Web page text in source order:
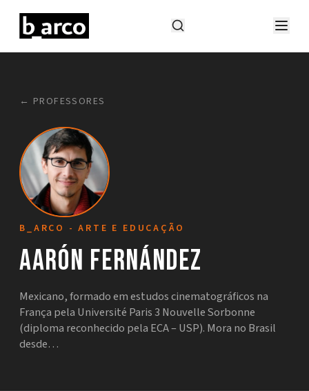
← PROFESSORES
B_ARCO - ARTE E EDUCAÇÃO
Aarón Fernández
Mexicano, formado em estudos cinematográficos na
França pela Université Paris 3 Nouvelle Sorbonne
(diploma reconhecido pela ECA – USP). Mora no Brasil
desde…